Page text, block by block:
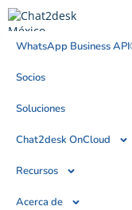
WhatsApp Business
Socios
Soluciones
Chat2desk OnCloud
Recursos
Acerca de